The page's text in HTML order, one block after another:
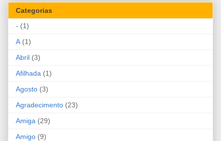
Categorias
- (1)
A (1)
Abril (3)
Afilhada (1)
Agosto (3)
Agradecimento (23)
Amiga (29)
Amigo (9)